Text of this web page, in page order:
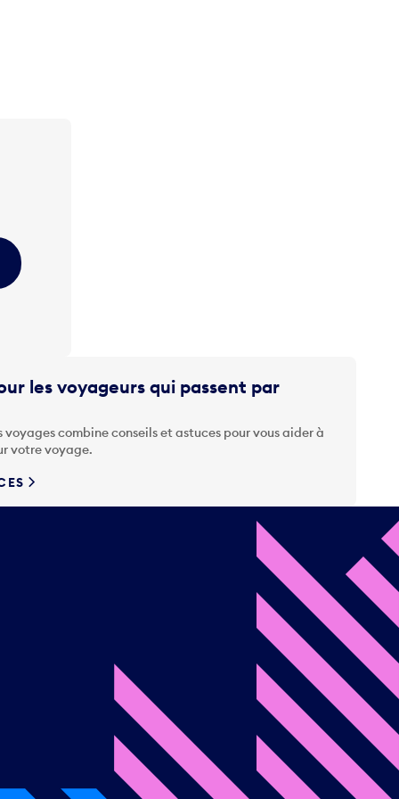
les voyageurs qui passent par
combine conseils et astuces pour vous aider à
votre voyage.